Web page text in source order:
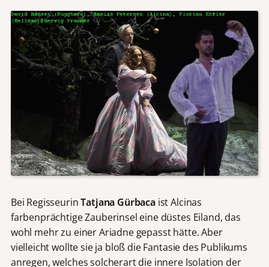
Bei RegisseurinTatjana Gürbacaist Alcinas
farbenprächtige Zauberinsel eine düstes Eiland, das
wohl mehr zu einer Ariadne gepasst hätte. Aber
vielleicht wollte sie ja bloß die Fantasie des Publikums
anregen, welches solcherart die innere Isolation der